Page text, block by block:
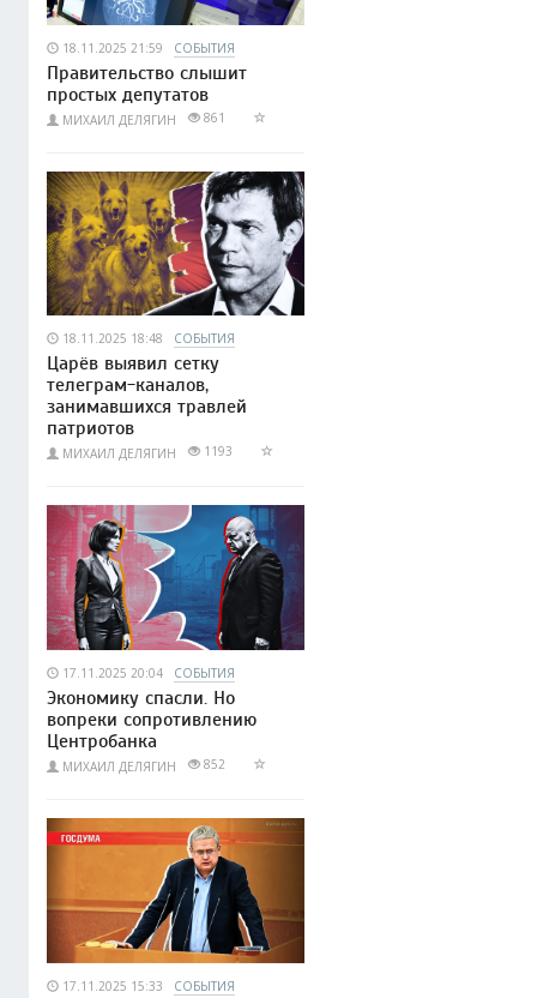
18.11.2025 21:59 СОБЫТИЯ
Правительство слышит
простых депутатов
МИХАИЛ ДЕЛЯГИН 861
18.11.2025 18:48 СОБЫТИЯ
Царёв выявил сетку
телеграм-каналов,
занимавшихся травлей
патриотов
МИХАИЛ ДЕЛЯГИН 1193
17.11.2025 20:04 СОБЫТИЯ
Экономику спасли. Но
вопреки сопротивлению
Центробанка
МИХАИЛ ДЕЛЯГИН 852
17.11.2025 15:33 СОБЫТИЯ